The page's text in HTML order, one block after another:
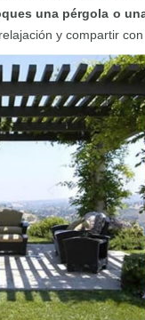
una pérgola o
y compartir